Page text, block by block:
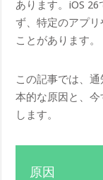
あります。iOS
ず、特定のアプ
ことがあります。
この記事では、
本的な原因と、
します。
原因